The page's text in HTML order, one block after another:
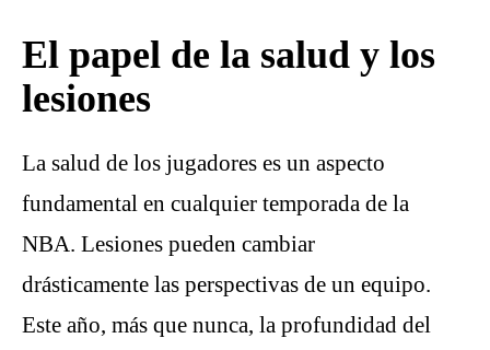
El papel de la salud y los
lesiones
La salud de los jugadores es un aspecto
fundamental en cualquier temporada de la
NBA. Lesiones pueden cambiar
drásticamente las perspectivas de un equipo.
Este año, más que nunca, la profundidad del